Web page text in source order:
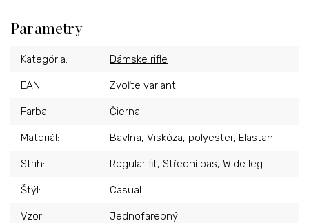
Parametry
Kategória: Dámske rifle
EAN: Zvoľte variant
Farba: Čierna
Materiál: Bavlna, Viskóza, polyester, Elastan
Strih: Regular fit, Střední pas, Wide leg
Štýl: Casual
Vzor: Jednofarebný